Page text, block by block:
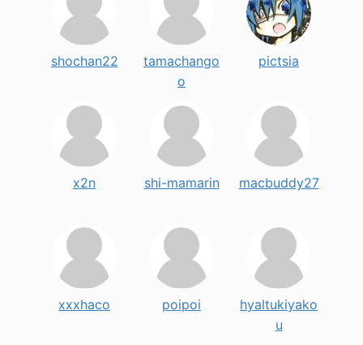
shochan22
tamachango
o
pictsia
x2n shi-mamarin macbuddy27
xxxhaco poipoi
hyaltukiyako
u